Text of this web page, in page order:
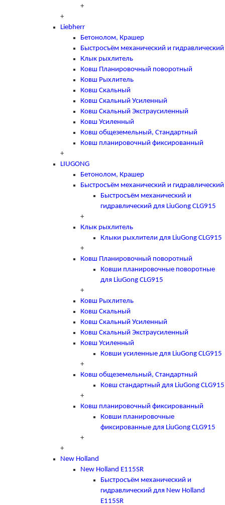
+
+
Liebherr
Бетонолом, Крашер
Быстросъём механический и гидравлический
Клык рыхлитель
Ковш Планировочный поворотный
Ковш Рыхлитель
Ковш Скальный
Ковш Скальный Усиленный
Ковш Скальный Экстраусиленный
Ковш Усиленный
Ковш общеземельный, Стандартный
Ковш планировочный фиксированный
+
LIUGONG
Бетонолом, Крашер
Быстросъём механический и гидравлический
Быстросъём механический и
гидравлический для LiuGong CLG915
+
Клык рыхлитель
Клыки рыхлители для LiuGong CLG915
+
Ковш Планировочный поворотный
Ковши планировочные поворотные
для LiuGong CLG915
+
Ковш Рыхлитель
Ковш Скальный
Ковш Скальный Усиленный
Ковш Скальный Экстраусиленный
Ковш Усиленный
Ковши усиленные для LiuGong CLG915
+
Ковш общеземельный, Стандартный
Ковш стандартный для LiuGong CLG915
+
Ковш планировочный фиксированный
Ковши планировочные
фиксированные для LiuGong CLG915
+
+
New Holland
New Holland E115SR
Быстросъём механический и
гидравлический для New Holland
E115SR